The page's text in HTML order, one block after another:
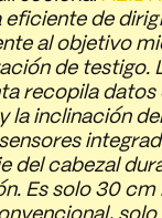
de
al objetivo
de testigo.
recopila datos
la inclinación
del cabezal
Es solo 30 cm